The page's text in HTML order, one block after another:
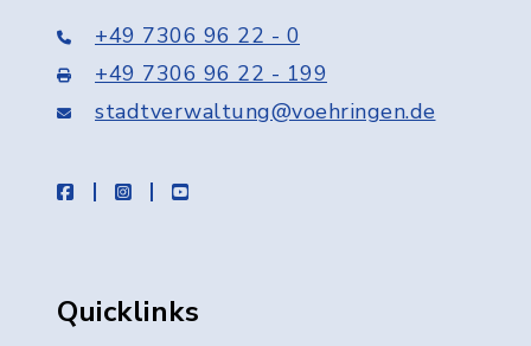
+49 7306 96 22 - 0
+49 7306 96 22 - 199
stadtverwaltung@voehringen.de
facebookinstagramyoutube
Quicklinks